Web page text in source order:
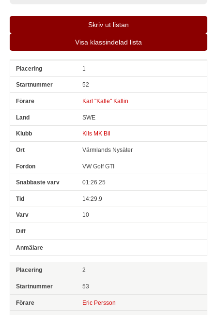
Skriv ut listan
Visa klassindelad lista
Pl Snr 1
52
Karl "Kalle" Kallin
SWE
Kils MK Bil
Värmlands Nysäter
VW Golf GTI
01:26.25
14:29.9
10
2
53
Eric Persson